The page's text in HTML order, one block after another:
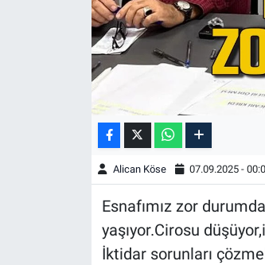
Alican Köse 07.09.2025 -
Esnafımız zor
yaşıyor.Cirosu
İktidar sorunları